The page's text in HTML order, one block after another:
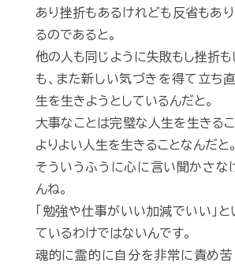
あり挫折もあるけれども反省もあり
るのであると。
他の人も同じように失敗もし挫折
も、また新しい気づきを得て立ち直
生を生きようとしているんだと。
大事なことは完璧な人生を生きるこ
よりよい人生を生きることなんだと。
そういうふうに心に言い聞かさな
んね。
「勉強や仕事がいい加減でいい」
ているわけではないんです。
魂的に霊的に自分を非常に責め苦